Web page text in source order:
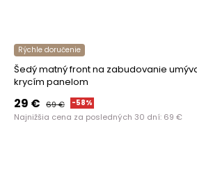
Rýchle doručenie
Šedý matný front na zabudovanie
krycím panelom
29 € 69€ -58%
Najnižšia cena za posledných 30 dní: 69 €